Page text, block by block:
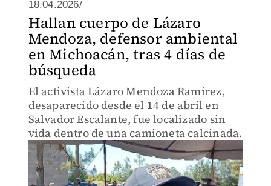
18.04.2026/
Hallan cuerpo de Lázaro
Mendoza, defensor ambiental
en Michoacán, tras 4 días de
búsqueda
El activista Lázaro Mendoza Ramírez,
desaparecido desde el 14 de abril en
Salvador Escalante, fue localizado sin
vida dentro de una camioneta calcinada.